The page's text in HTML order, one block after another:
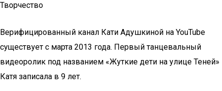
Творчество
Верифицированный канал Кати Адушкиной на YouTube
существует с марта 2013 года. Первый танцевальный
видеоролик под названием «Жуткие дети на улице Теней»
Катя записала в 9 лет.